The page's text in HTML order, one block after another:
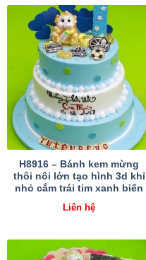
H8916 – Bánh kem mừng
thôi nôi lớn tạo hình 3d khỉ
nhỏ cắm trái tim xanh biển
Liên hệ